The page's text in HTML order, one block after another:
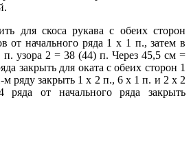
для скоса рукава с обеих сторон
от начального ряда 1 х 1 п., затем в
узора 2 = 38 (44) п. Через 45,5 см =
закрыть для оката с обеих сторон 1
ряду закрыть 1 х 2 п., 6 х 1 п. и 2 х 2
от начального ряда закрыть